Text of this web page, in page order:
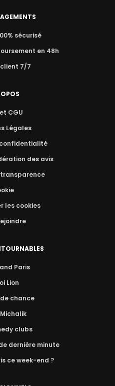
sécurisé
en 48h
7/7
CGU
Légales
des avis
les cookies
Paris
Lion
chance
clubs
dernière minute
ce week-end ?